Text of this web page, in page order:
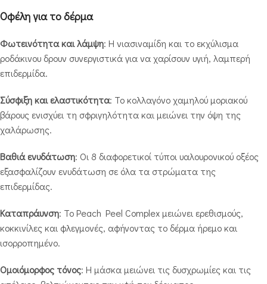
Οφέλη για το δέρμα
Φωτεινότητα και λάμψη: Η νιασιναμίδη και το εκχύλισμα
ροδάκινου δρουν συνεργιστικά για να χαρίσουν υγιή, λαμπερή
επιδερμίδα.
Σύσφιξη και ελαστικότητα: Το κολλαγόνο χαμηλού μοριακού
βάρους ενισχύει τη σφριγηλότητα και μειώνει την όψη της
χαλάρωσης.
Βαθιά ενυδάτωση: Οι 8 διαφορετικοί τύποι υαλουρονικού οξέος
εξασφαλίζουν ενυδάτωση σε όλα τα στρώματα της
επιδερμίδας.
Καταπράυνση: Το Peach Peel Complex μειώνει ερεθισμούς,
κοκκινίλες και φλεγμονές, αφήνοντας το δέρμα ήρεμο και
ισορροπημένο.
Ομοιόμορφος τόνος: Η μάσκα μειώνει τις δυσχρωμίες και τις